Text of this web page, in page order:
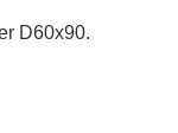
D60x90.